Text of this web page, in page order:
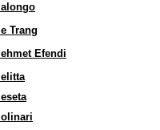
Trang
Efendi